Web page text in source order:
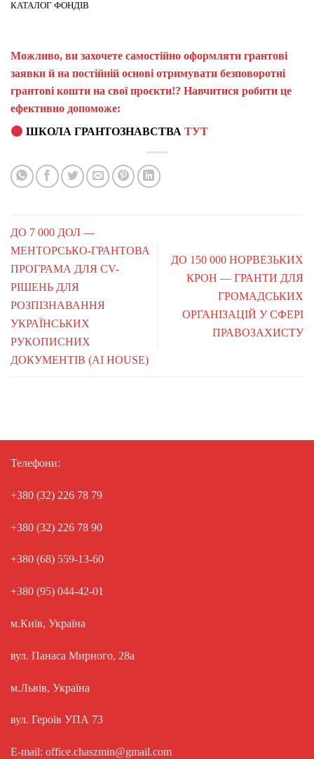
КАТАЛОГ ФОНДІВ
Можливо, ви захочете самостійно оформляти грантові
заявки й на постійній основі отримувати безповоротні
грантові кошти на свої проєкти!? Навчитися робити це
ефективно допоможе:
ШКОЛА ГРАНТОЗНАВСТВАТУТ
ДО 7 000 ДОЛ —
МЕНТОРСЬКО-ГРАНТОВА
ПРОГРАМА ДЛЯ CV-
РІШЕНЬ ДЛЯ
РОЗПІЗНАВАННЯ
УКРАЇНСЬКИХ
РУКОПИСНИХ
ДОКУМЕНТІВ (AI HOUSE)
ДО 150 000 НОРВЕЗЬКИХ
КРОН — ГРАНТИ ДЛЯ
ГРОМАДСЬКИХ
ОРГАНІЗАЦІЙ У СФЕРІ
ПРАВОЗАХИСТУ
Телефони:
+380 (32) 226 78 79
+380 (32) 226 78 90
+380 (68) 559-13-60
+380 (95) 044-42-01
м.Київ, Україна
вул. Панаса Мирного, 28а
м.Львів, Україна
вул. Героїв УПА 73
E-mail: office.chaszmin@gmail.com